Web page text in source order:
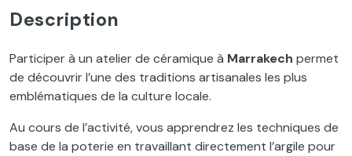
Description
Participer à un atelier de céramique à Marrakech permet
de découvrir l’une des traditions artisanales les plus
emblématiques de la culture locale.
Au cours de l’activité, vous apprendrez les techniques de
base de la poterie en travaillant directement l’argile pour